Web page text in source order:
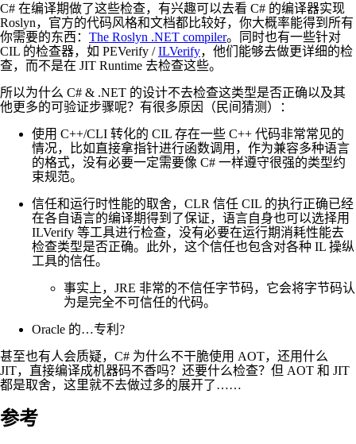
C# 在编译期做了这些检查，有兴趣可以去看 C# 的编译器实现
Roslyn，官方的代码风格和文档都比较好，你大概率能得到所有
你需要的东西： The Roslyn .NET compiler。同时也有一些针对
CIL 的检查器，如 PEVerify /ILVerify，他们能够去做更详细的检
查，而不是在 JIT Runtime 去检查这些。
所以为什么 C# & .NET 的设计不去检查这类型是否正确以及其
他更多的可验证步骤呢？有很多原因（民间猜测）：
使用 C++/CLI 转化的 CIL 存在一些 C++ 代码非常常见的
情况，比如直接拿指针进行函数调用，作为兼容多种语言
的格式，没有必要一定需要像 C# 一样遵守很强的类型约
束规范。
信任和运行时性能的取舍，CLR 信任 CIL 的执行正确已经
在各自语言的编译期得到了保证，语言自身也可以选择用
ILVerify 等工具进行检查，没有必要在运行期消耗性能去
检查类型是否正确。此外，这个信任也包含对各种 IL 操纵
工具的信任。
事实上，JRE 非常的不信任字节码，它会将字节码认
为是完全不可信任的代码。
Oracle 的…专利?
甚至也有人会质疑，C# 为什么不干脆使用 AOT，还用什么
JIT，直接编译成机器码不香吗？还要什么检查？但 AOT 和 JIT
都是取舍，这里就不去做过多的展开了……
参考